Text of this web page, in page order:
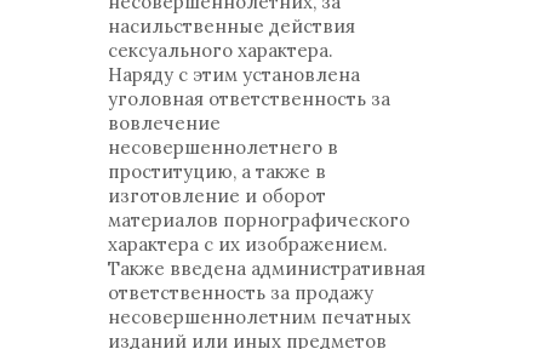
насильственные действия
сексуального характера.
Наряду с этим установлена
уголовная ответственность за
вовлечение
несовершеннолетнего в
проституцию, а также в
изготовление и оборот
материалов порнографического
характера с их изображением.
Также введена административная
ответственность за продажу
несовершеннолетним печатных
изданий или иных предметов